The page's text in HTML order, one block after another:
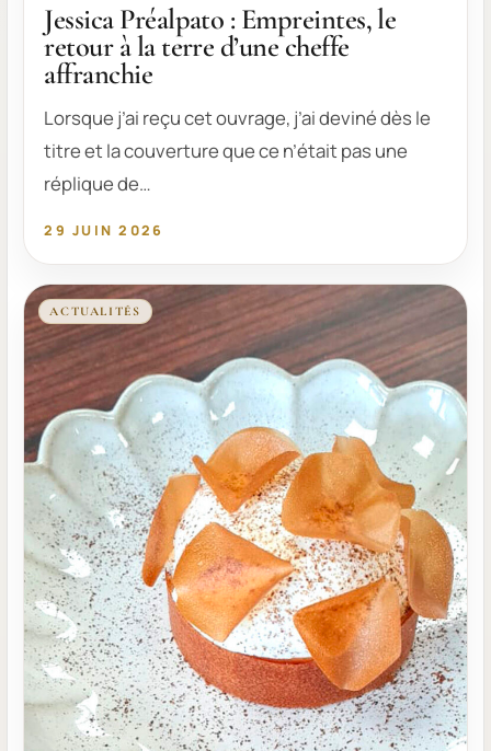
Jessica Préalpato : Empreintes, le
retour à la terre d’une cheffe
affranchie
Lorsque j’ai reçu cet ouvrage, j’ai deviné dès le
titre et la couverture que ce n’était pas une
réplique de…
29 JUIN 2026
ACTUALITÉS